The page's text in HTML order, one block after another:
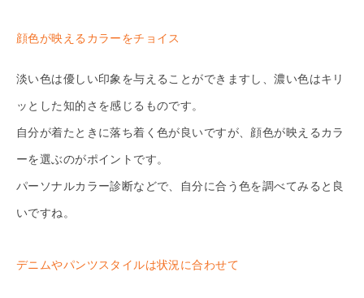
顔色が映えるカラーをチョイス
淡い色は優しい印象を与えることができますし、濃い色はキリ
ッとした知的さを感じるものです。
自分が着たときに落ち着く色が良いですが、顔色が映えるカラ
ーを選ぶのがポイントです。
パーソナルカラー診断などで、自分に合う色を調べてみると良
いですね。
デニムやパンツスタイルは状況に合わせて